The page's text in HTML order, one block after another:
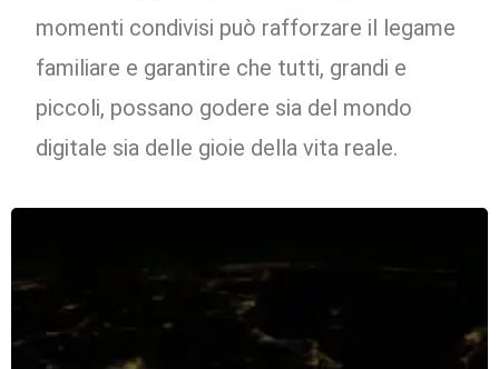
momenti condivisi può rafforzare il legame
familiare e garantire che tutti, grandi e
piccoli, possano godere sia del mondo
digitale sia delle gioie della vita reale.